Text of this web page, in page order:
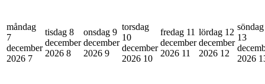
måndag
7
december
2026 7
tisdag 8
december
2026 8
onsdag 9
december
2026 9
torsdag
10
december
2026 10
fredag 11
december
2026 11
lördag 12
december
2026 12
söndag
13
2026